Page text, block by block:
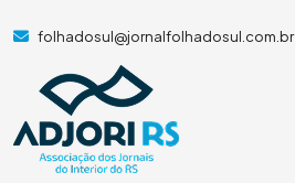
folhadosul@jornalfolhadosul.com.br